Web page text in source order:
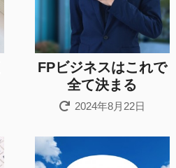
FPビジネスはこれで
全て決まる
2024年8月22日